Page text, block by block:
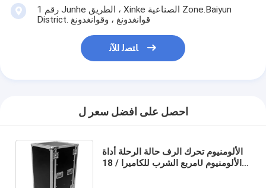
رقم 1 Junhe الطريق ، Xinke الصناعية Zone.Baiyun
District. قوانغدونغ ، وقوانغدونغ
ﺎﺘﺼﻟ ﺍﻶﻧ
احصل على افضل سعر ل
الألومنيوم تحرك الرف حالة الرحلة أداة
مربع الشرب للكاميرا / 18U الألومنيوم